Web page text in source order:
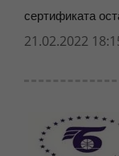
сертификата
21.02.2022